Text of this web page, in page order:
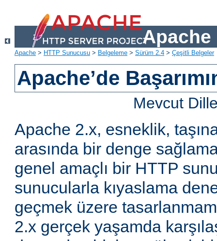
Apache
Apache > HTTP Sunucusu > Belgeleme > Sürüm 2.4 > Çeşitli Belgeler
Apache’de
Mevcut
Apache 2.x, esneklik,
arasında bir denge
genel amaçlı bir HTTP
sunucularla kıyaslama
geçmek üzere
2.x gerçek yaşamda